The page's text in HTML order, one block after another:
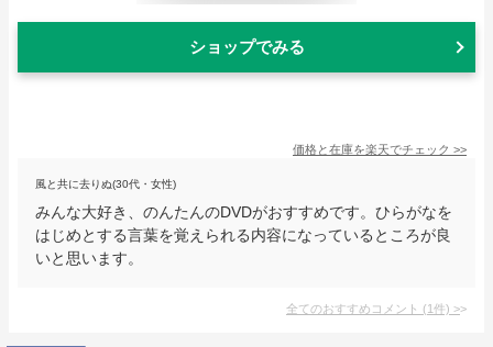
ショップでみる
価格と在庫を楽天でチェック >>
風と共に去りぬ(30代・女性)
みんな大好き、のんたんのDVDがおすすめです。ひらがなを
はじめとする言葉を覚えられる内容になっているところが良
いと思います。
全てのおすすめコメント (1件) >